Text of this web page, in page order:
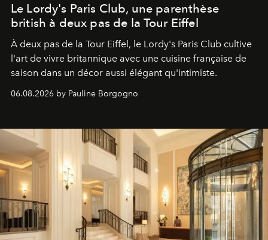
Le Lordy's Paris Club, une parenthèse
british à deux pas de la Tour Eiffel
À deux pas de la Tour Eiffel, le Lordy's Paris Club cultive
l'art de vivre britannique avec une cuisine française de
saison dans un décor aussi élégant qu'intimiste.
06.08.2026 by Pauline Borgogno